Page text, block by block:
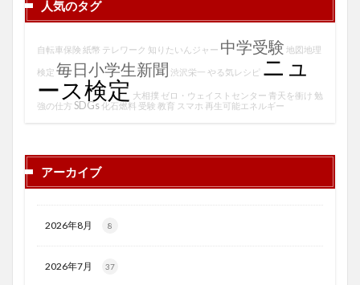
人気のタグ
自転車保険 紙幣 テレワーク 知りたいんジャー 中学受験 地図地理
検定 毎日小学生新聞 渋沢栄一 やる気レシピ ニュ
ース検定 大相撲 ゼロ・ウェイストセンター 青天を衝け 勉
強の仕方 SDGs 化石燃料 受験 教育 スマホ 再生可能エネルギー
アーカイブ
2026年8月 8
2026年7月 37